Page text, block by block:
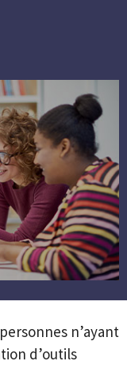
n’ayant
d’outils